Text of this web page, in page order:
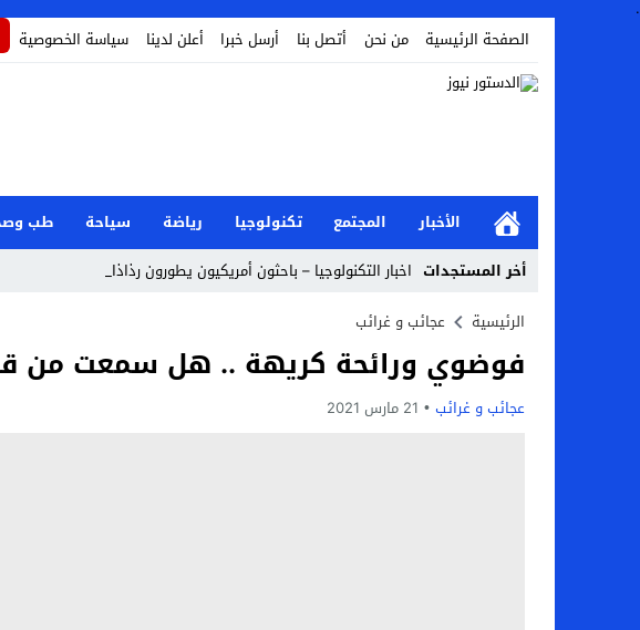
.
الصفحة الرئيسية
من نحن أتصل بنا أرسل خبرا أعلن لدينا سياسة الخصوصية
الأخبار المجتمع تكنولوجيا رياضة سياحة طب
أخر المستجدات اخبار التكنولوجيا – باحثون أمريكيون يطورون رذاذاً يحمي ا_
Stop
Previous
Next
الرئيسية عجائب و غرائب
فوضوي ورائحة كريهة .. هل سمعت من
عجائب و غرائب 21 مارس 2021